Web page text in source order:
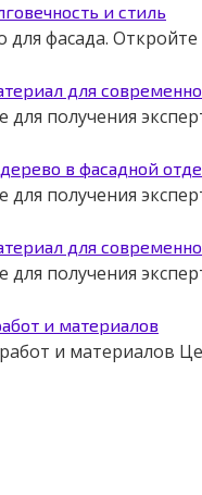
и стиль
фасада.
для
получения
в фасадной
получения
для
получения
и материалов
и материалов